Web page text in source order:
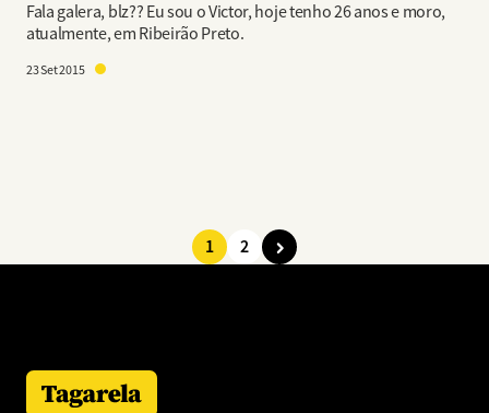
Fala galera, blz?? Eu sou o Victor, hoje tenho 26 anos e moro,
atualmente, em Ribeirão Preto.
23 Set 2015
Paginação
Página
1 Página
2